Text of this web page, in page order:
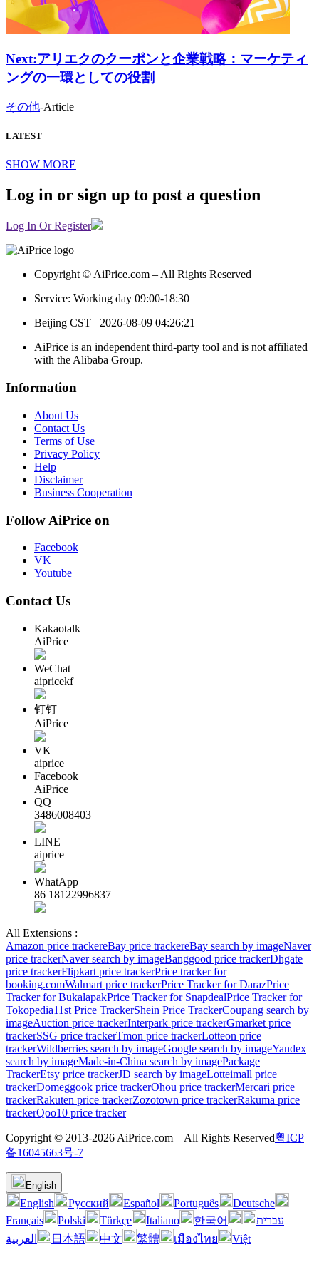
Next:アリエクのクーポンと企業戦略：マーケティ
ングの一環としての役割
その他-Article
LATEST
SHOW MORE
Log in or sign up to post a question
Log In Or Register
Copyright © AiPrice.com – All Rights Reserved
Service: Working day 09:00-18:30
Beijing CST 2026-08-09 04:26:21
AiPrice is an independent third-party tool and is not affiliated
with the Alibaba Group.
Information
About Us
Contact Us
Terms of Use
Privacy Policy
Help
Disclaimer
Business Cooperation
Follow AiPrice on
Facebook
VK
Youtube
Contact Us
Kakaotalk
AiPrice
WeChat
aipricekf
钉钉
AiPrice
VK
aiprice
Facebook
AiPrice
QQ
3486008403
LINE
aiprice
WhatApp
86 18122996837
All Extensions :
Amazon price trackereBay price trackereBay search by imageNaver
price trackerNaver search by imageBanggood price trackerDhgate
price trackerFlipkart price trackerPrice tracker for
booking.comWalmart price trackerPrice Tracker for DarazPrice
Tracker for BukalapakPrice Tracker for SnapdealPrice Tracker for
Tokopedia11st Price TrackerShein Price TrackerCoupang search by
imageAuction price trackerInterpark price trackerGmarket price
trackerSSG price trackerTmon price trackerLotteon price
trackerWildberries search by imageGoogle search by imageYandex
search by imageMade-in-China search by imagePackage
TrackerEtsy price trackerJD search by imageLotteimall price
trackerDomeggook price trackerOhou price trackerMercari price
trackerRakuten price trackerZozotown price trackerRakuma price
trackerQoo10 price tracker
Copyright © 2013-2026 AiPrice.com – All Rights Reserved粤ICP
备16045663号-7
English
English Pусский Español Português
Deutsche
Français
Polski Türkçe Italiano 한국어
עברית
العربية
日本語 中文 繁體 เมืองไทย Việt